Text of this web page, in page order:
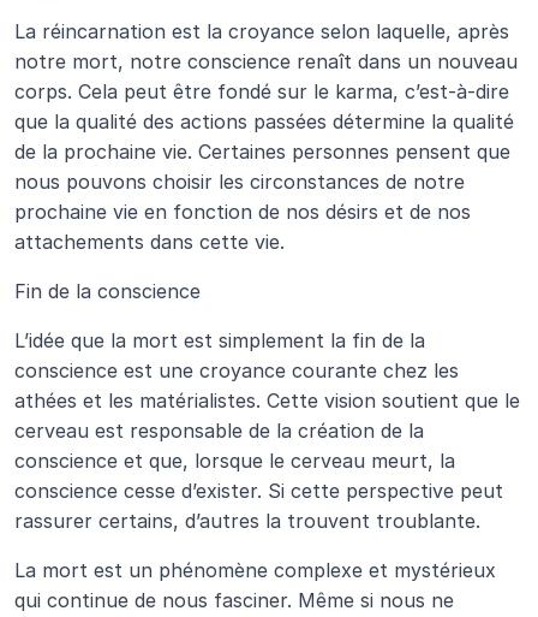
La réincarnation est la croyance selon laquelle, après
notre mort, notre conscience renaît dans un nouveau
corps. Cela peut être fondé sur le karma, c’est-à-dire
que la qualité des actions passées détermine la qualité
de la prochaine vie. Certaines personnes pensent que
nous pouvons choisir les circonstances de notre
prochaine vie en fonction de nos désirs et de nos
attachements dans cette vie.
Fin de la conscience
L’idée que la mort est simplement la fin de la
conscience est une croyance courante chez les
athées et les matérialistes. Cette vision soutient que le
cerveau est responsable de la création de la
conscience et que, lorsque le cerveau meurt, la
conscience cesse d’exister. Si cette perspective peut
rassurer certains, d’autres la trouvent troublante.
La mort est un phénomène complexe et mystérieux
qui continue de nous fasciner. Même si nous ne